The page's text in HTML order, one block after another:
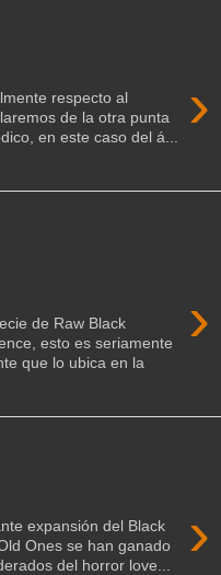
›
respecto al
de la otra punta
en este caso del á...
›
de Raw Black
esto es seriamente
que lo ubica en la
›
expansión del Black
Ones se han ganado
del horror love...